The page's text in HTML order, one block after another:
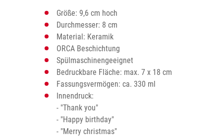
Größe: 9,6 cm hoch
Durchmesser: 8 cm
Material: Keramik
ORCA Beschichtung
Spülmaschinengeeignet
Bedruckbare Fläche: max. 7 x 18 cm
Fassungsvermögen: ca. 330 ml
Innendruck:
- "Thank you"
- "Happy birthday"
- "Merry christmas"